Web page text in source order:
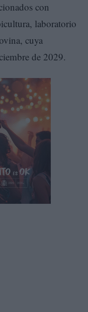
con
laboratorio
cuya
de 2029.